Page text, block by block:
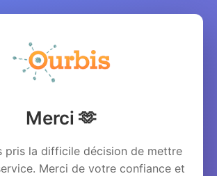
Merci 🫶
pris la difficile décision de mettre
Merci de votre confiance et